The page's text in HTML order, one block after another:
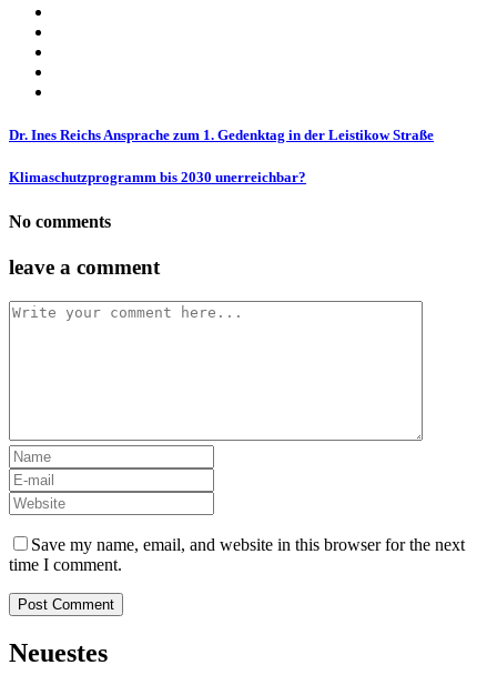
Dr. Ines Reichs Ansprache zum 1. Gedenktag in der Leistikow Straße
Klimaschutzprogramm bis 2030 unerreichbar?
No comments
leave a comment
Save my name, email, and website in this browser for the next
time I comment.
Neuestes